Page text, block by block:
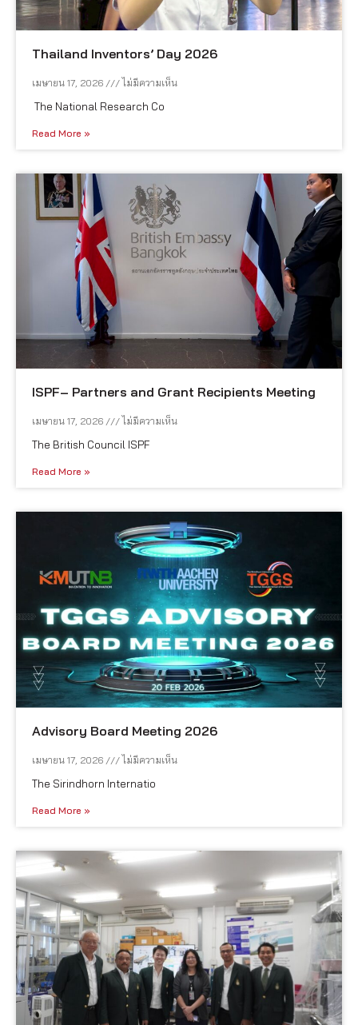
Thailand Inventors’ Day 2026
เมษายน 17, 2026 ไม่มีความเห็น
The National Research Co
Read More »
ISPF– Partners and Grant Recipients Meeting
เมษายน 17, 2026 ไม่มีความเห็น
The British Council ISPF
Read More »
Advisory Board Meeting 2026
เมษายน 17, 2026 ไม่มีความเห็น
The Sirindhorn Internatio
Read More »